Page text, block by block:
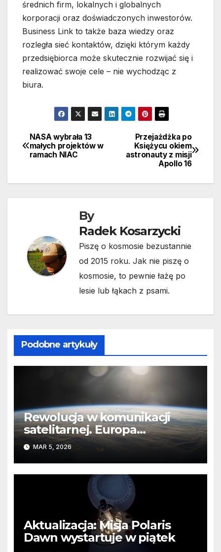
średnich firm, lokalnych i globalnych
korporacji oraz doświadczonych inwestorów.
Business Link to także baza wiedzy oraz
rozległa sieć kontaktów, dzięki którym każdy
przedsiębiorca może skutecznie rozwijać się i
realizować swoje cele – nie wychodząc z
biura.
Nawigacja
wpisu
Przejażdżka po
Księżycu okiem
astronauty z misji
Apollo 16
NASA wybrała 13
małych projektów w
ramach NIAC
By
Radek Kosarzycki
Piszę o kosmosie bezustannie
od 2015 roku. Jak nie piszę o
kosmosie, to pewnie łażę po
lesie lub łąkach z psami.
Podobne artykuły
Rewolucja w komunikacji
satelitarnej. Europa
wyprzedza Chiny
MAR 5, 2026
Aktualizacja: Misja Polaris
Dawn wystartuje w piątek